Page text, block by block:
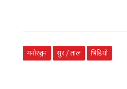
मनोरञ्जन सुर / ताल भिडियो